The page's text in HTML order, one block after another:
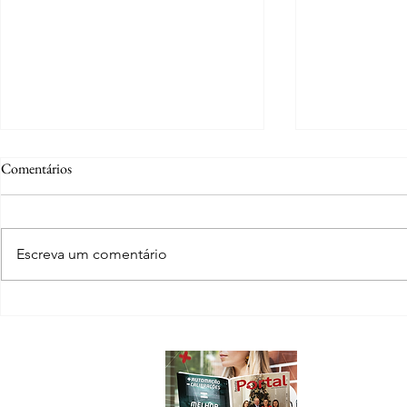
caminho certo para o sucesso
Comentários
Escreva um comentário